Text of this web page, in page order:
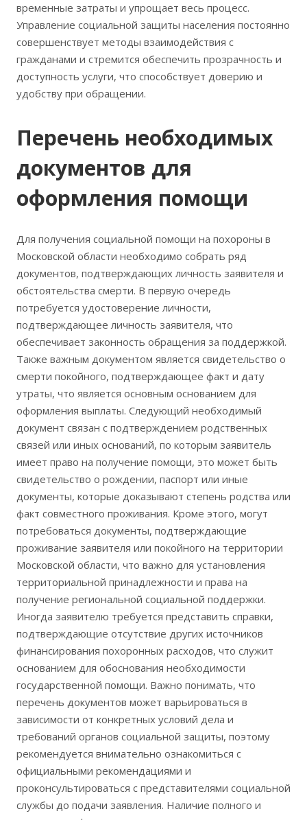
временные затраты и упрощает весь процесс.
Управление социальной защиты населения постоянно
совершенствует методы взаимодействия с
гражданами и стремится обеспечить прозрачность и
доступность услуги, что способствует доверию и
удобству при обращении.
Перечень необходимых
документов для
оформления помощи
Для получения социальной помощи на похороны в
Московской области необходимо собрать ряд
документов, подтверждающих личность заявителя и
обстоятельства смерти. В первую очередь
потребуется удостоверение личности,
подтверждающее личность заявителя, что
обеспечивает законность обращения за поддержкой.
Также важным документом является свидетельство о
смерти покойного, подтверждающее факт и дату
утраты, что является основным основанием для
оформления выплаты. Следующий необходимый
документ связан с подтверждением родственных
связей или иных оснований, по которым заявитель
имеет право на получение помощи, это может быть
свидетельство о рождении, паспорт или иные
документы, которые доказывают степень родства или
факт совместного проживания. Кроме этого, могут
потребоваться документы, подтверждающие
проживание заявителя или покойного на территории
Московской области, что важно для установления
территориальной принадлежности и права на
получение региональной социальной поддержки.
Иногда заявителю требуется представить справки,
подтверждающие отсутствие других источников
финансирования похоронных расходов, что служит
основанием для обоснования необходимости
государственной помощи. Важно понимать, что
перечень документов может варьироваться в
зависимости от конкретных условий дела и
требований органов социальной защиты, поэтому
рекомендуется внимательно ознакомиться с
официальными рекомендациями и
проконсультироваться с представителями социальной
службы до подачи заявления. Наличие полного и